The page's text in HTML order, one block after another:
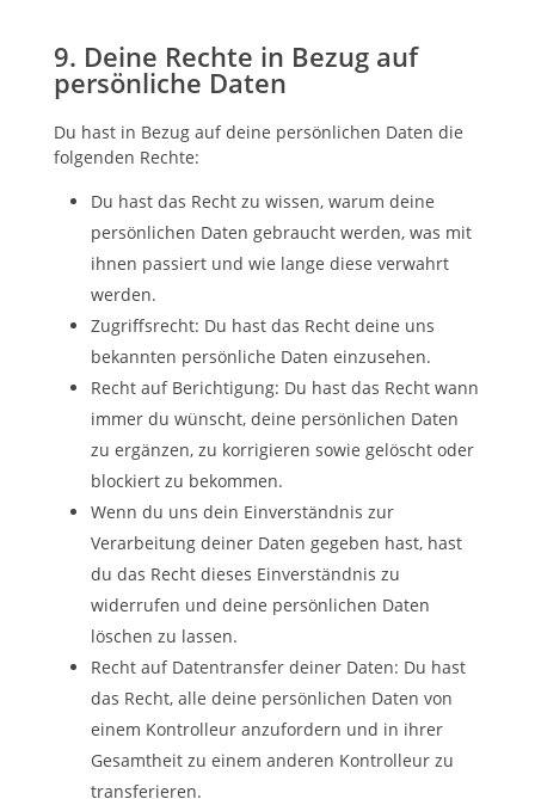
9. Deine Rechte in Bezug auf
persönliche Daten
Du hast in Bezug auf deine persönlichen Daten die
folgenden Rechte:
Du hast das Recht zu wissen, warum deine
persönlichen Daten gebraucht werden, was mit
ihnen passiert und wie lange diese verwahrt
werden.
Zugriffsrecht: Du hast das Recht deine uns
bekannten persönliche Daten einzusehen.
Recht auf Berichtigung: Du hast das Recht wann
immer du wünscht, deine persönlichen Daten
zu ergänzen, zu korrigieren sowie gelöscht oder
blockiert zu bekommen.
Wenn du uns dein Einverständnis zur
Verarbeitung deiner Daten gegeben hast, hast
du das Recht dieses Einverständnis zu
widerrufen und deine persönlichen Daten
löschen zu lassen.
Recht auf Datentransfer deiner Daten: Du hast
das Recht, alle deine persönlichen Daten von
einem Kontrolleur anzufordern und in ihrer
Gesamtheit zu einem anderen Kontrolleur zu
transferieren.